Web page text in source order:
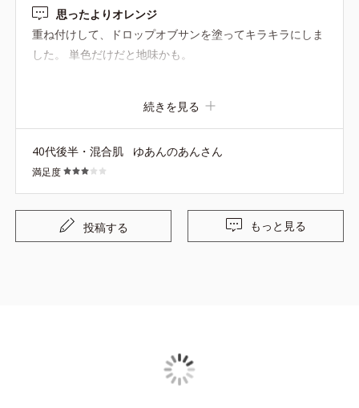
思ったよりオレンジ
重ね付けして、ドロップオブサンを塗ってキラキラにしま
した。 単色だけだと地味かも。
続きを見る
40代後半・混合肌 ゆあんのあんさん
満足度
投稿する もっと見る